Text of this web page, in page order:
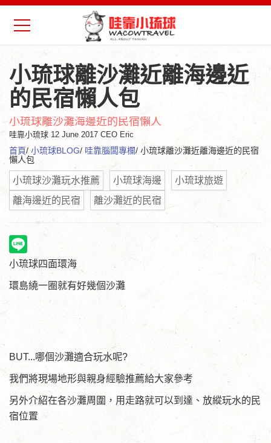
小琉球離沙灘近離海邊近
的民宿懶人包
小琉球離沙灘海邊近的民宿懶人
哇靠小琉球 12 June 2017 CEO Eric
首頁/ 小琉球BLOG/ 哇靠腦闆專欄/ 小琉球離沙灘近離海邊近的民宿
懶人包
小琉球沙灘玩水推薦 小琉球海邊
小琉球旅遊
離海邊近的民宿
離沙灘近的民宿
小琉球四面環海
環島繞一圈就有好幾個沙灘
BUT...哪個沙灘適合玩水呢?
我們將現場地形與親身經驗推薦給大家參考
另外介紹在各沙灘周圍，用走路就可以到達、放縱玩水的民
宿位置